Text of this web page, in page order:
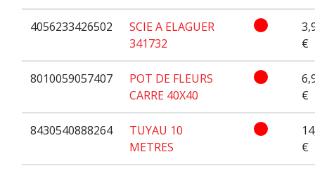
4056233426502
SCIE A ELAGUER
341732
€
8010059057407
POT DE FLEURS
CARRE 40X40
€
8430540888264
TUYAU 10
METRES
€